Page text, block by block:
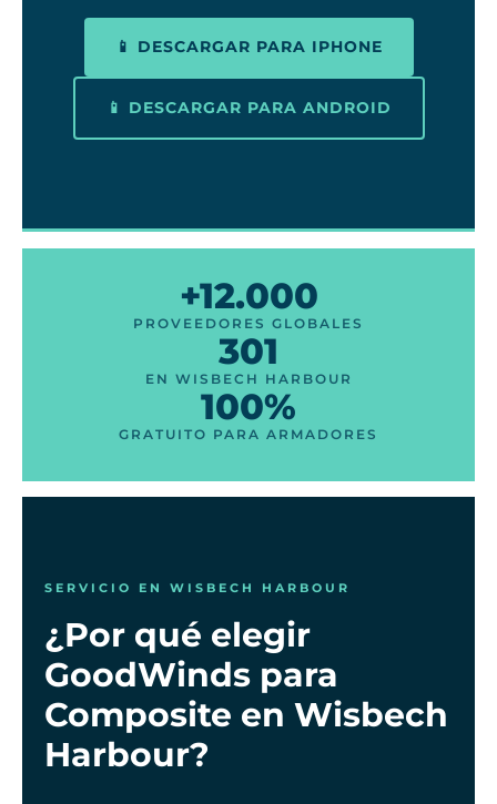
📱 DESCARGAR PARA IPHONE
📱 DESCARGAR PARA ANDROID
+12.000
PROVEEDORES GLOBALES
301
EN WISBECH HARBOUR
100%
GRATUITO PARA ARMADORES
SERVICIO EN WISBECH HARBOUR
¿Por qué elegir
GoodWinds para
Composite en Wisbech
Harbour?